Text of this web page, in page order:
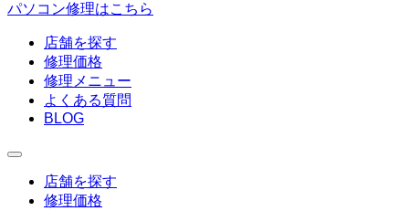
パソコン修理はこちら
店舗を探す
修理価格
修理メニュー
よくある質問
BLOG
店舗を探す
修理価格